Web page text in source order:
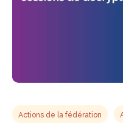
ESS & IAE